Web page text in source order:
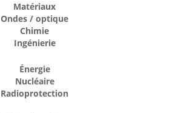
Matériaux
Ondes / optique
Chimie
Ingénierie
Énergie
Nucléaire
Radioprotection